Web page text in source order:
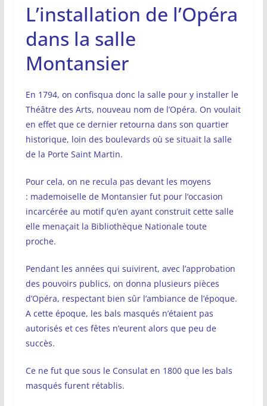
L’installation de l’Opéra
dans la salle
Montansier
En 1794, on confisqua donc la salle pour y installer le
Théâtre des Arts, nouveau nom de l’Opéra. On voulait
en effet que ce dernier retourna dans son quartier
historique, loin des boulevards où se situait la salle
de la Porte Saint Martin.
Pour cela, on ne recula pas devant les moyens
: mademoiselle de Montansier fut pour l’occasion
incarcérée au motif qu’en ayant construit cette salle
elle menaçait la Bibliothèque Nationale toute
proche.
Pendant les années qui suivirent, avec l’approbation
des pouvoirs publics, on donna plusieurs pièces
d’Opéra, respectant bien sûr l’ambiance de l’époque.
A cette époque, les bals masqués n’étaient pas
autorisés et ces fêtes n’eurent alors que peu de
succès.
Ce ne fut que sous le Consulat en 1800 que les bals
masqués furent rétablis.